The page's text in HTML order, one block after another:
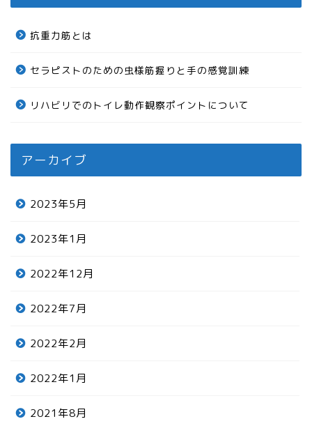
抗重力筋とは
セラピストのための虫様筋握りと手の感覚訓練
リハビリでのトイレ動作観察ポイントについて
アーカイブ
2023年5月
2023年1月
2022年12月
2022年7月
2022年2月
2022年1月
2021年8月